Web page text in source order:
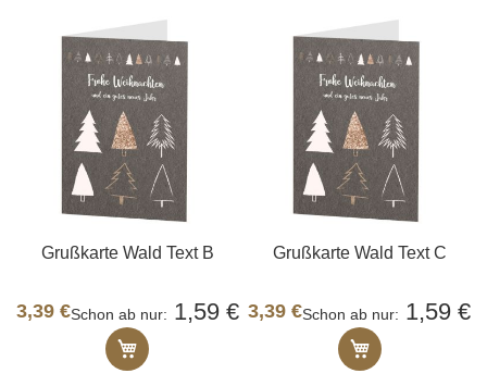
Grußkarte Wald Text B
3,39 €Schon ab nur 1,59 €
In den Warenkorb
Grußkarte Wald Text C
3,39 €Schon ab nur 1,59 €
In den